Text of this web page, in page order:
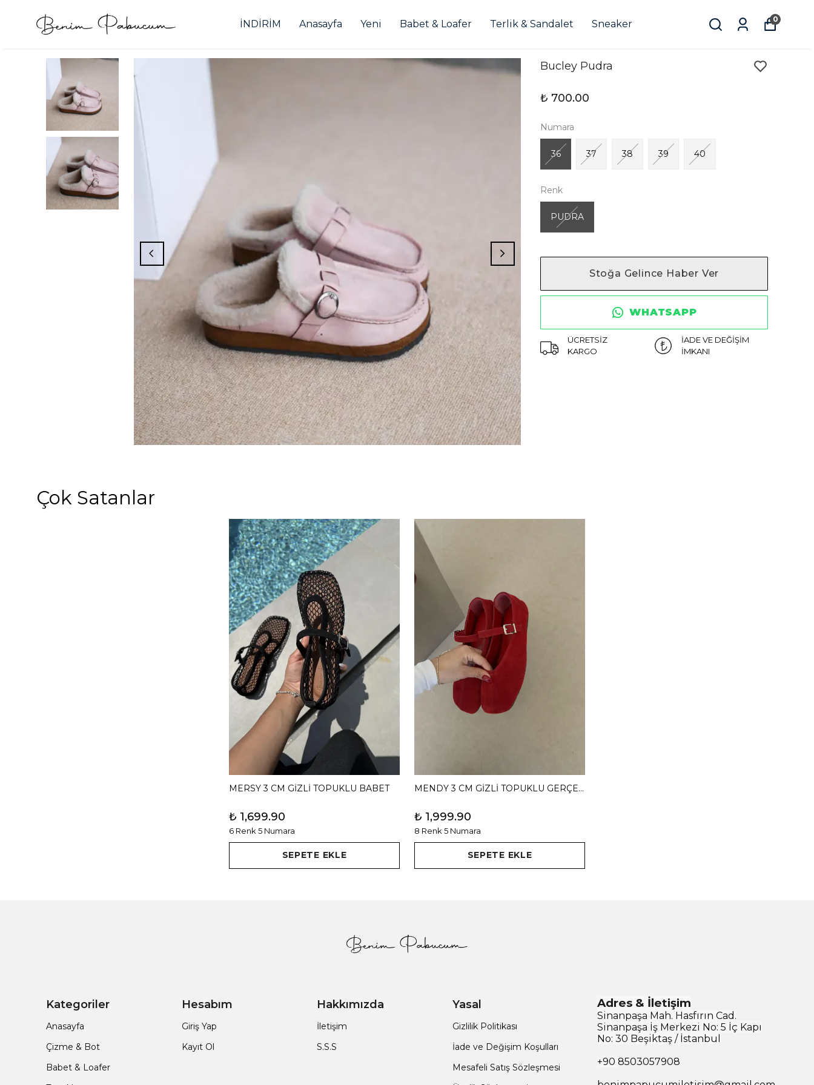
İNDİRİM Anasayfa Yeni Babet & Loafer Terlik & Sandalet Sneaker 0
Bucley Pudra
₺ 700.00
Numara
36 37 38 39 40
Renk
PUDRA
Stoğa Gelince Haber Ver
WHATSAPP
ÜCRETSİZ
KARGO
İADE VE DEĞİŞİM
İMKANI
Çok Satanlar
MERSY 3 CM GİZLİ TOPUKLU BABET
₺ 1,699.90
6 Renk 5 Numara
SEPETE EKLE
MENDY 3 CM GİZLİ TOPUKLU GERÇEK DERİ BABET
₺ 1,999.90
8 Renk 5 Numara
SEPETE EKLE
Kategoriler
Anasayfa
Çizme & Bot
Babet & Loafer
Hesabım
Giriş Yap
Kayıt Ol
Hakkımızda
İletişim
S.S.S
Yasal
Gizlilik Politikası
İade ve Değişim Koşulları
Mesafeli Satış Sözleşmesi
Adres & İletişim
Sinanpaşa Mah. Hasfırın Cad.
Sinanpaşa İş Merkezi No: 5 İç Kapı
No: 30 Beşiktaş / İstanbul
+90 8503057908